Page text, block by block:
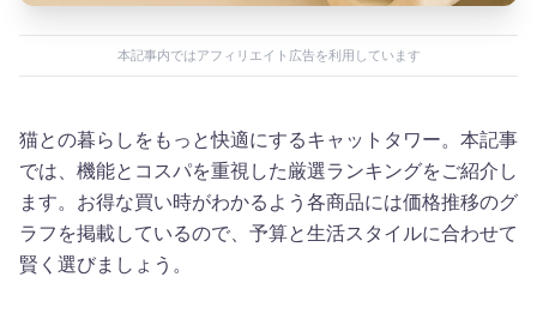
本記事内ではアフィリエイト広告を利用しています
猫との暮らしをもっと快適にするキャットタワー。本記事
では、機能とコスパを重視した厳選ランキングをご紹介し
ます。お得な買い時がわかるよう各商品には価格推移のグ
ラフを掲載しているので、予算と生活スタイルに合わせて
賢く選びましょう。